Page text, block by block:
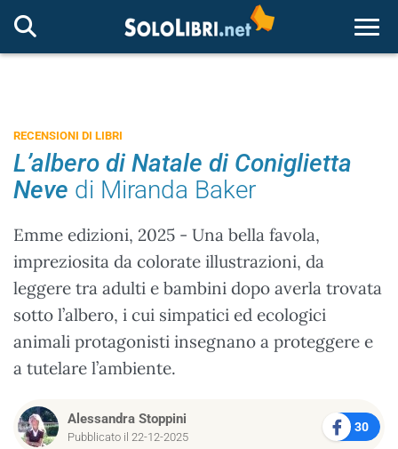
RECENSIONI DI LIBRI
L’albero di Natale di Coniglietta
Neve di Miranda Baker
Emme edizioni, 2025 - Una bella favola,
impreziosita da colorate illustrazioni, da
leggere tra adulti e bambini dopo averla trovata
sotto l’albero, i cui simpatici ed ecologici
animali protagonisti insegnano a proteggere e
a tutelare l’ambiente.
Alessandra Stoppini
Pubblicato il 22-12-2025
30